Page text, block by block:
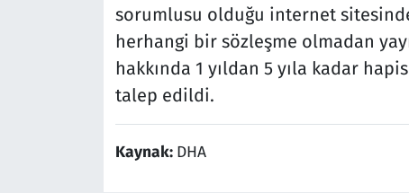
sorumlusu olduğu internet
herhangi bir sözleşme olmadan
hakkında 1 yıldan 5 yıla kadar
talep edildi.
Kaynak: DHA